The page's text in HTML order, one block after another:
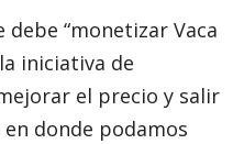
“monetizar Vaca
iniciativa de
el precio y salir
donde podamos